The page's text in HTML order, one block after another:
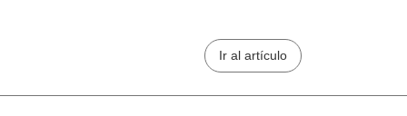
Ir al artículo